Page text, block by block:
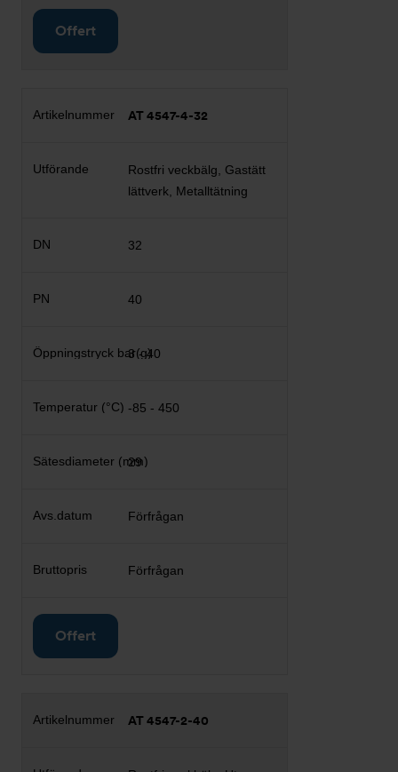
Offert
AT 4547-4-32
Rostfri veckbälg, Gastätt
lättverk, Metalltätning
32
40
3 - 40
-85 - 450
29
Förfrågan
Förfrågan
Offert
AT 4547-2-40